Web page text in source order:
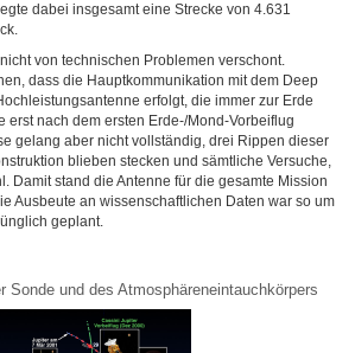
dabei insgesamt eine Strecke von 4.631
von technischen Problemen verschont.
dass die Hauptkommunikation mit dem Deep
erfolgt, die immer zur Erde
erst nach dem ersten Erde-/Mond-Vorbeiflug
gelang aber nicht vollständig, drei Rippen dieser
blieben stecken und sämtliche Versuche,
Damit stand die Antenne für die gesamte Mission
Ausbeute an wissenschaftlichen Daten war so um
geplant.
Sonde und des Atmosphäreneintauchkörpers